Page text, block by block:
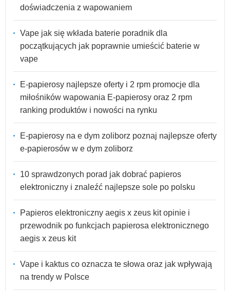
doświadczenia z wapowaniem
Vape jak się wkłada baterie poradnik dla
początkujących jak poprawnie umieścić baterie w
vape
E-papierosy najlepsze oferty i 2 rpm promocje dla
miłośników wapowania E-papierosy oraz 2 rpm
ranking produktów i nowości na rynku
E-papierosy na e dym zoliborz poznaj najlepsze oferty
e-papierosów w e dym zoliborz
10 sprawdzonych porad jak dobrać papieros
elektroniczny i znaleźć najlepsze sole po polsku
Papieros elektroniczny aegis x zeus kit opinie i
przewodnik po funkcjach papierosa elektronicznego
aegis x zeus kit
Vape i kaktus co oznacza te słowa oraz jak wpływają
na trendy w Polsce